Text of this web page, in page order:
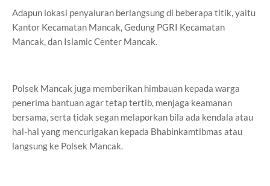
Adapun lokasi penyaluran berlangsung di beberapa titik, yaitu
Kantor Kecamatan Mancak, Gedung PGRI Kecamatan
Mancak, dan Islamic Center Mancak.
Polsek Mancak juga memberikan himbauan kepada warga
penerima bantuan agar tetap tertib, menjaga keamanan
bersama, serta tidak segan melaporkan bila ada kendala atau
hal-hal yang mencurigakan kepada Bhabinkamtibmas atau
langsung ke Polsek Mancak.